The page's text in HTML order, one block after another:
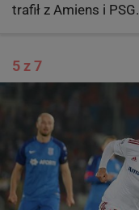
trafił z Amiens i PSG.
5 z 7